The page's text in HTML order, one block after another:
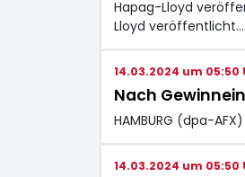
Hapag-Lloyd
Lloyd veröffentlicht…
14.03.2024 um 05:50
Nach
HAMBURG (dpa-
14.03.2024 um 05:50